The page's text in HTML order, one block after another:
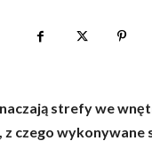
strefy we
czego wykonywane